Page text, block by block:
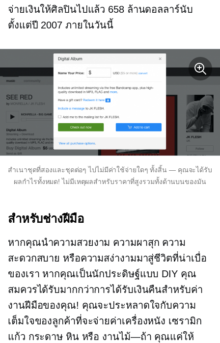
จ่ายเงินให้ศิลปินไปแล้ว 658 ล้านดอลลาร์นับ
ตั้งแต่ปี 2007 ภายในวันนี้
สำเนาชุดที่สองและชุดต่อๆ ไปไม่มีค่าใช้จ่ายใดๆ ทั้งสิ้น — คุณจะได้รับ
ผลกำไรทั้งหมด! ไม่มีเหตุผลสำหรับราคาที่สูงรวมทั้งด้านบนของมัน
สำหรับช่างฝีมือ
หากคุณนำความสวยงาม ความผาสุก ความ
สะดวกสบาย หรือความสง่างามมาสู่ชีวิตที่น่าเบื่อ
ของเรา หากคุณเป็นนักประดิษฐ์แบบ DIY คุณ
สมควรได้รับมากกว่าการได้รับเงินคืนสำหรับค่า
งานฝีมือของคุณ! คุณจะประหลาดใจกับความ
เต็มใจของลูกค้าที่จะจ่ายค่าเครื่องหนัง เซรามิก
แก้ว กระดาษ หิน หรือ งานไม้—ถ้า คุณแค่ให้